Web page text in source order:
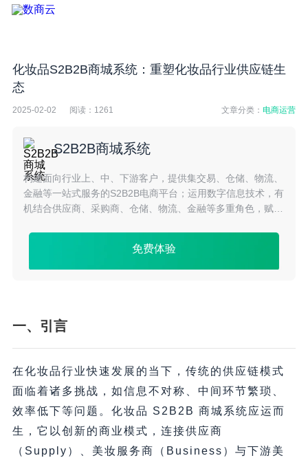
化妆品S2B2B商城系统：重塑化妆品行业供应链生
态
2025-02-02 阅读： 1261 文章分类：电商运营
S2B2B商城系统
构建面向行业上、中、下游客户，提供集交易、仓储、物流、
金融等一站式服务的S2B2B电商平台；运用数字信息技术，有
机结合供应商、采购商、仓储、物流、金融等多重角色，赋能
免费体验
一、引言
在化妆品行业快速发展的当下，传统的供应链模式
面临着诸多挑战，如信息不对称、中间环节繁琐、
效率低下等问题。化妆品 S2B2B 商城系统应运而
生，它以创新的商业模式，连接供应商
（Supply）、美妆服务商（Business）与下游美